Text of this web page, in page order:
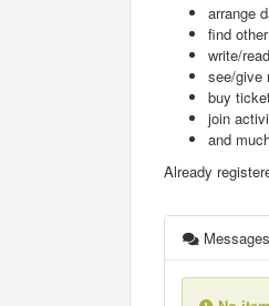
arrange
find
write/
see/give
buy
join
and
Already
Messages